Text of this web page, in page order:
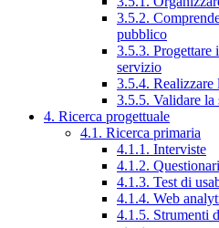
3.5.2.
pubblico
3.5.3. Progettare
servizio
3.5.4. Realizzare
3.5.5. Validare la
4. Ricerca progettuale
4.1. Ricerca primaria
4.1.1. Interviste
4.1.2. Questionari
4.1.3. Test di
4.1.4. Web
4.1.5. Strumenti